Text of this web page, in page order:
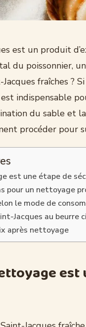
est un produit
du poissonnier,
fraîches ?
indispensable
du sable et
procéder pour
est une étape de
pour un nettoyage
le mode de
Jacques au beurre
après nettoyage